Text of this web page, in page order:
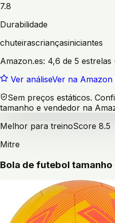
7.8
Durabilidade
chuteirascriançasiniciantes
Amazon.es: 4,6 de 5 estrelas
Ver análiseVer na Amazon
Sem preços estáticos.
tamanho e vendedor na
Melhor para treinoScore 8.5
Mitre
Bola de futebol tamanho